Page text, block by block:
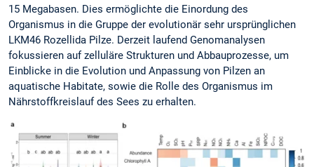
15 Megabasen. Dies ermöglichte die Einordung des
Organismus in die Gruppe der evolutionär sehr ursprünglichen
LKM46 Rozellida Pilze. Derzeit laufend Genomanalysen
fokussieren auf zelluläre Strukturen und Abbauprozesse, um
Einblicke in die Evolution und Anpassung von Pilzen an
aquatische Habitate, sowie die Rolle des Organismus im
Nährstoffkreislauf des Sees zu erhalten.